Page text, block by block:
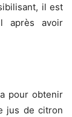
il est
après avoir
pour obtenir
jus de citron